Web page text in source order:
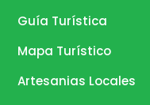
Guía Turística
Mapa Turístico
Artesanias Locales